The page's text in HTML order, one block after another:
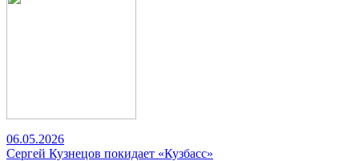
06.05.2026
Сергей Кузнецов покидает «Кузбасс»